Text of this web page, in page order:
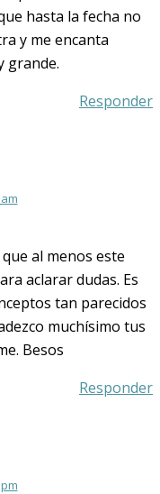
hasta la fecha no
y me encanta
grande.
Responder
al menos este
aclarar dudas. Es
tan parecidos
muchísimo tus
Besos
Responder